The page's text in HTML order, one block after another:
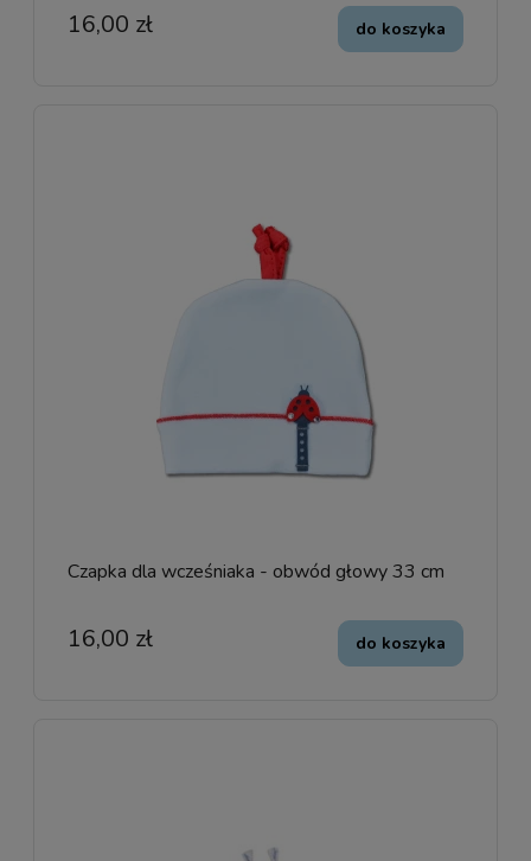
16,00 zł do koszyka
Czapka dla wcześniaka - obwód głowy 33 cm
16,00 zł do koszyka